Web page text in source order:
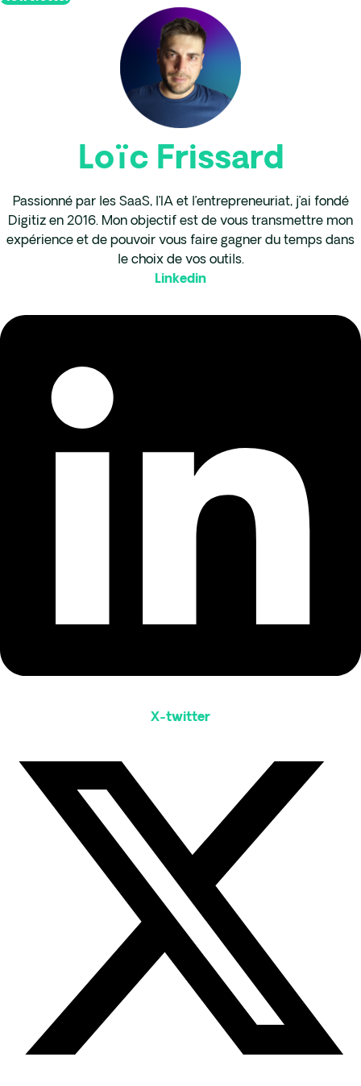
Loïc Frissard
Passionné par les SaaS, l’IA et l’entrepreneuriat, j’ai fondé
Digitiz en 2016. Mon objectif est de vous transmettre mon
expérience et de pouvoir vous faire gagner du temps dans
le choix de vos outils.
Linkedin
X-twitter